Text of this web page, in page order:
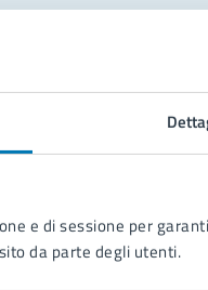
e di sessione per
da parte degli utenti.
in città